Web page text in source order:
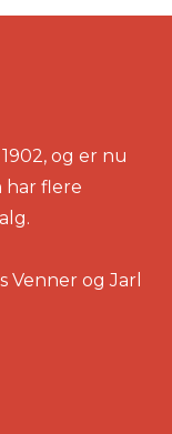
og er nu
har flere
Venner og Jarl